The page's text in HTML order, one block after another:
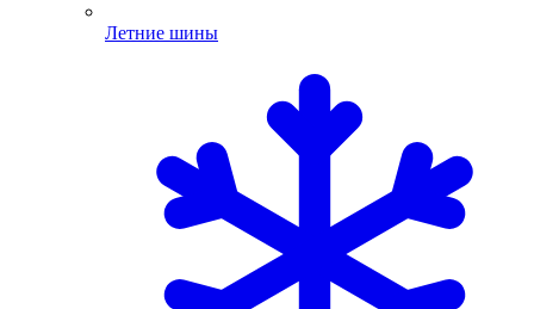
Летние шины